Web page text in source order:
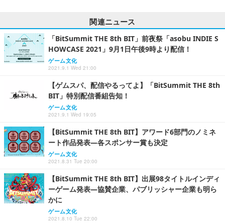
関連ニュース
「BitSummit THE 8th BIT」前夜祭「asobu INDIE S
HOWCASE 2021」9月1日午後9時より配信！
ゲーム文化
2021.9.1 Wed 21:00
【ゲムスパ、配信やるってよ】「BitSummit THE 8th
BIT」特別配信番組告知！
ゲーム文化
2021.9.1 Wed 19:05
【BitSummit THE 8th BIT】アワード6部門のノミネ
ート作品発表―各スポンサー賞も決定
ゲーム文化
2021.8.31 Tue 20:00
【BitSummit THE 8th BIT】出展98タイトルインディ
ーゲーム発表―協賛企業、パブリッシャー企業も明ら
かに
ゲーム文化
2021.8.10 Tue 22:00